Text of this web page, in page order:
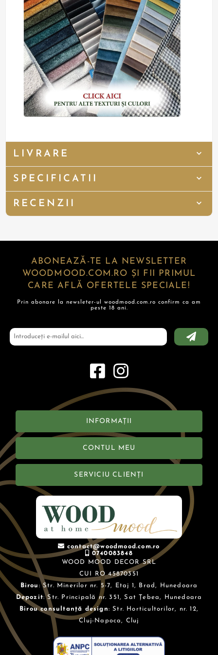
LIVRARE
SPECIFICATII
RECENZII
ABONEAZĂ-TE LA NEWSLETTER
WOODMOOD.COM.RO ȘI FII PRIMUL
CARE AFLĂ OFERTELE SPECIALE!
Prin abonare la newsleter-ul woodmood.com.ro confirm ca am
peste 18 ani.
INFORMAȚII
CONTUL MEU
SERVICIU CLIENȚI
contact@woodmood.com.ro
0740083848
WOOD MOOD DECOR SRL
CUI RO 45870351
Birou : Str. Minerilor nr. 5-7, Etaj 1, Brad, Hunedoara
Depozit: Str. Principală nr. 351, Sat Țebea, Hunedoara
Birou consultanță design: Str. Horticultorilor, nr. 12,
Cluj-Napoca, Cluj